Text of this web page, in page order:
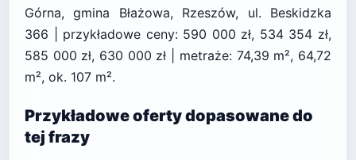
Górna, gmina Błażowa, Rzeszów, ul. Beskidzka
366 | przykładowe ceny: 590 000 zł, 534 354 zł,
585 000 zł, 630 000 zł | metraże: 74,39 m², 64,72
m², ok. 107 m².
Przykładowe oferty dopasowane do
tej frazy